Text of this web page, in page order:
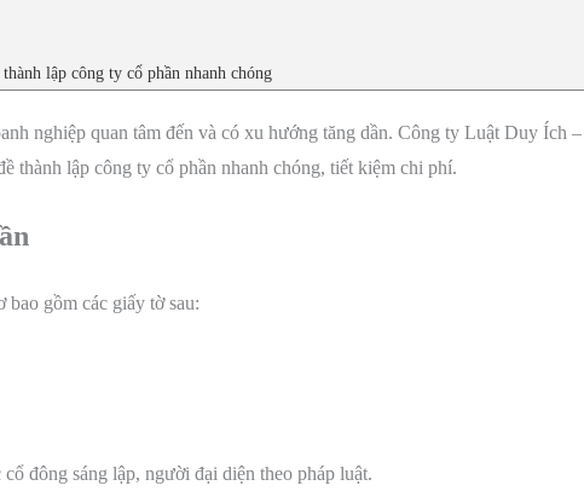
lập công ty cổ phần nhanh chóng
nghiệp quan tâm đến và có xu hướng tăng dần. Công ty Luật Duy Ích
thành lập công ty cổ phần nhanh chóng, tiết kiệm chi phí.
bao gồm các giấy tờ sau:
đông sáng lập, người đại diện theo pháp luật.